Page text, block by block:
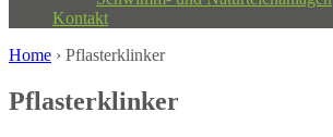
Kontakt
Home › Pflasterklinker
Pflasterklinker